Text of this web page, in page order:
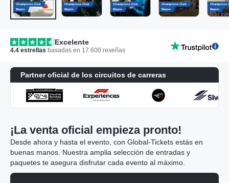
Champions Club
Beyon
Champions Club
Beyon
Champions Club
Beyon
Champions Club
Beyon
Champions
Beyon
Excelente
4.4 estrellas basadas en 17.600 reseñas
Partner oficial de los circuitos de carreras
¡La venta oficial empieza pronto!
Desde ahora y hasta el evento, con Global-Tickets estás en
buenas manos. Nuestra amplia selección de entradas y
paquetes te asegura disfrutar cada evento al máximo.